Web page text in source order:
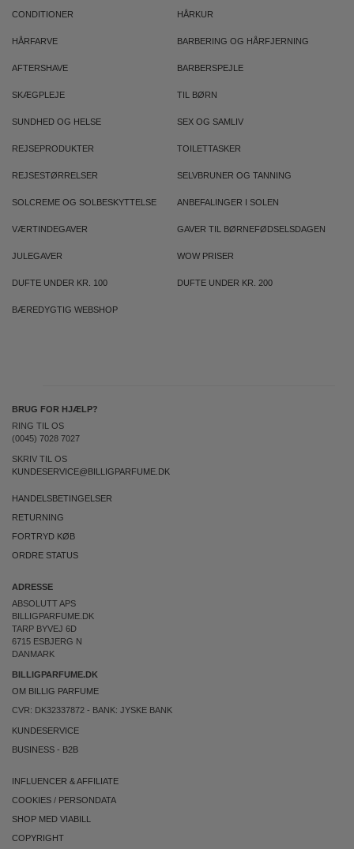
CONDITIONER HÅRKUR
HÅRFARVE BARBERING OG HÅRFJERNING
AFTERSHAVE BARBERSPEJLE
SKÆGPLEJE TIL BØRN
SUNDHED OG HELSE SEX OG SAMLIV
REJSEPRODUKTER TOILETTASKER
REJSESTØRRELSER SELVBRUNER OG TANNING
SOLCREME OG SOLBESKYTTELSE ANBEFALINGER I SOLEN
VÆRTINDEGAVER GAVER TIL BØRNEFØDSELSDAGEN
JULEGAVER WOW PRISER
DUFTE UNDER KR. 100 DUFTE UNDER KR. 200
BÆREDYGTIG WEBSHOP
BRUG FOR HJÆLP?
RING TIL OS
(0045) 7028 7027
SKRIV TIL OS
KUNDESERVICE@BILLIGPARFUME.DK
HANDELSBETINGELSER
RETURNING
FORTRYD KØB
ORDRE STATUS
ADRESSE
ABSOLUTT APS
BILLIGPARFUME.DK
TARP BYVEJ 6D
6715 ESBJERG N
DANMARK
BILLIGPARFUME.DK
OM BILLIG PARFUME
CVR: DK32337872 - BANK: JYSKE BANK
KUNDESERVICE
BUSINESS - B2B
INFLUENCER & AFFILIATE
COOKIES / PERSONDATA
SHOP MED VIABILL
COPYRIGHT